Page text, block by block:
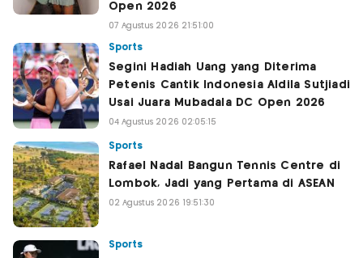
Open 2026
07 Agustus 2026 21:51:00
Sports
Segini Hadiah Uang yang Diterima
Petenis Cantik Indonesia Aldila Sutjiadi
Usai Juara Mubadala DC Open 2026
04 Agustus 2026 02:05:15
Sports
Rafael Nadal Bangun Tennis Centre di
Lombok, Jadi yang Pertama di ASEAN
02 Agustus 2026 19:51:30
Sports